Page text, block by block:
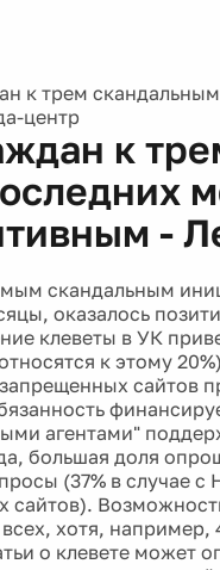
к трем
центр
к
-
скандальным
оказалось
клеветы в УК
к этому
сайтов
агентами"
большая доля
(37% в случае
сайтов).
хотя, например,
о клевете может